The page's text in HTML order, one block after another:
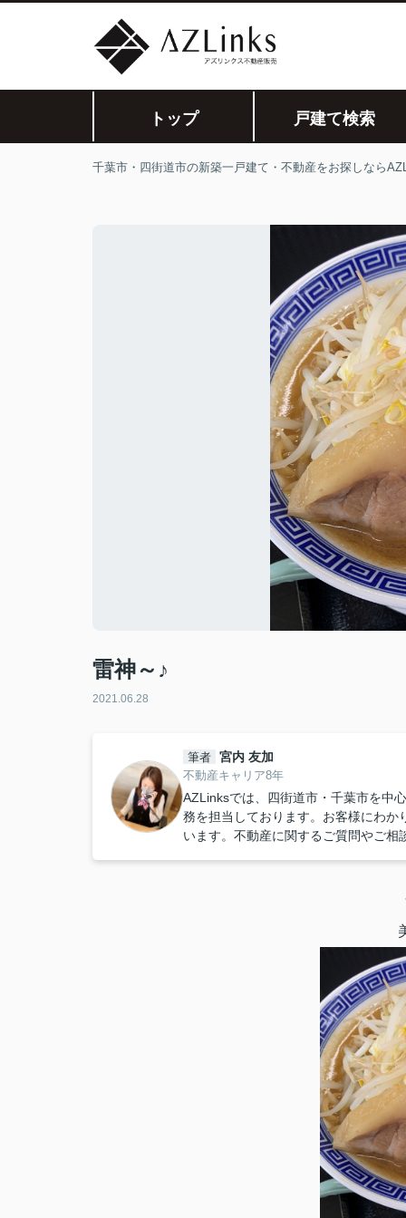
トップ 戸建て検索
千葉市・四街道市の新築一戸建て・不動産をお探しなら
雷神～♪
2021.06.28
筆者 宮内 友加
不動産キャリア8年
AZLinksでは、四街道市・千葉市を中
務を担当しております。お客様にわ
います。不動産に関するご質問やご